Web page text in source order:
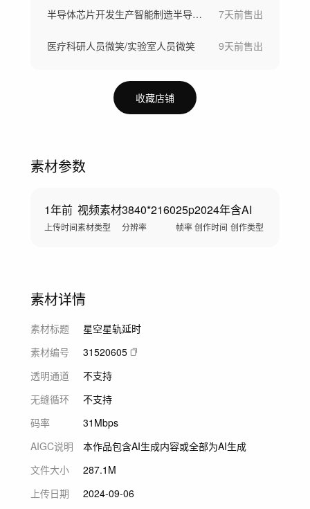
半导体芯片开发生产智能制造半导体晶圆制造 7天前售出
医疗科研人员微笑/实验室人员微笑 9天前售出
收藏店铺
素材参数
1年前
上传时间
视频素材
素材类型
3840*2160
分辨率
25p
帧率
2024年
创作时间
含AI
创作类型
素材详情
素材标题
星空星轨延时
素材编号
31520605
透明通道
不支持
无缝循环
不支持
码率
31Mbps
AIGC说明
本作品包含AI生成内容或全部为AI生成
文件大小
287.1M
上传日期
2024-09-06